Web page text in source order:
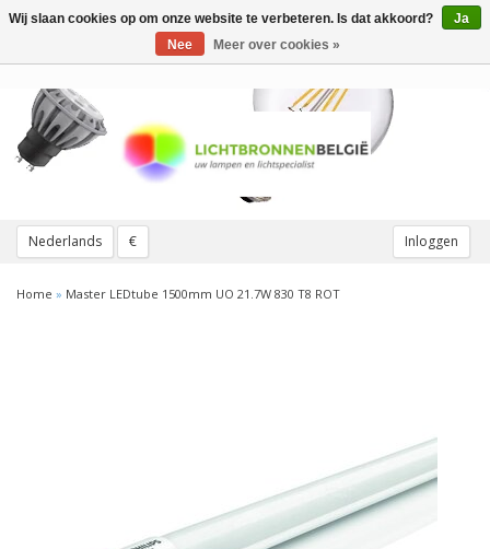
Nederlands € Inloggen
Toggle
Home » Master LEDtube 1500mm UO 21.7W 830 T8 ROT
Wij slaan cookies op om onze website te verbeteren. Is dat akkoord?
Ja
Nee
Meer over cookies »